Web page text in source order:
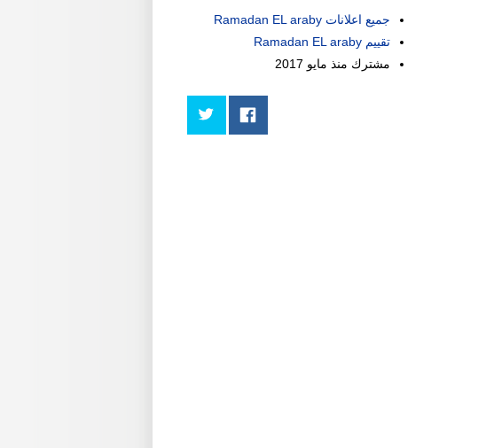
جميع اعلانات Ramadan EL araby
تقييم Ramadan EL araby
مشترك منذ مايو 2017